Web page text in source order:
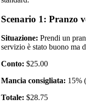
Scenario 1: Pranzo
Situazione: Prendi un
servizio è stato buono ma
Conto: $25.00
Mancia consigliata: 15%
Totale: $28.75